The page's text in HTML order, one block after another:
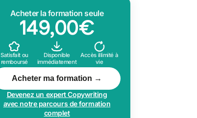
Acheter la formation seule
149,00€
Satisfait ou
remboursé
Disponible
immédiatement
Accès illimité à
vie
Acheter ma formation →
Devenez un expert Copywriting
avec notre parcours de formation
complet